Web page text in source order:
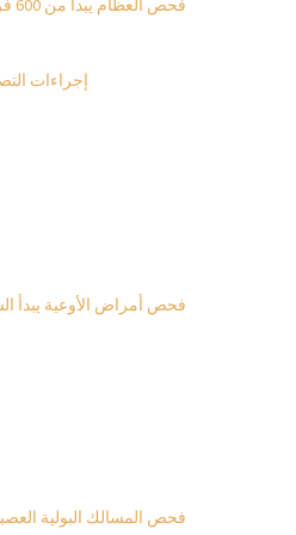
4) فحص العظام يبدأ من 600 فرنك سويسري
إجراءات
6) فحص أمراض الأوعية يبدأ السعر من
7) فحص المسالك البولية